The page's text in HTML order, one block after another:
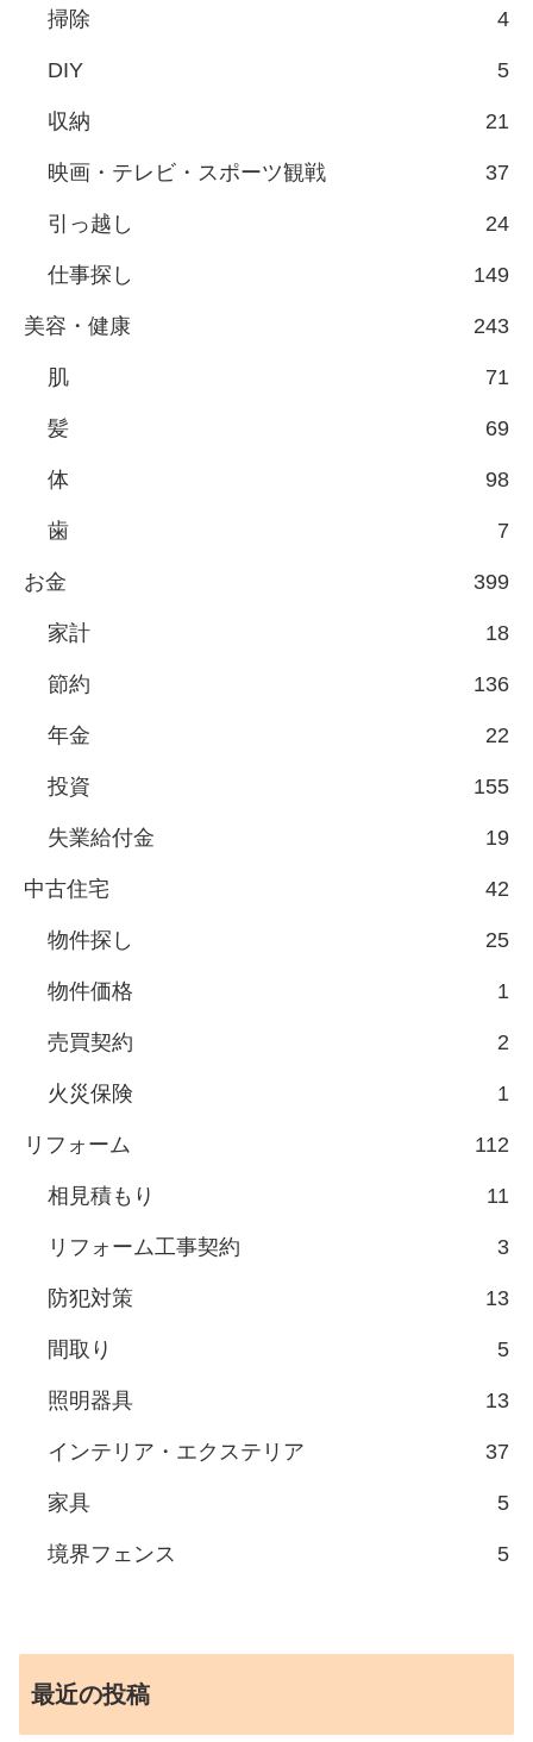
掃除 4
DIY 5
収納 21
映画・テレビ・スポーツ観戦 37
引っ越し 24
仕事探し 149
美容・健康 243
肌 71
髪 69
体 98
歯 7
お金 399
家計 18
節約 136
年金 22
投資 155
失業給付金 19
中古住宅 42
物件探し 25
物件価格 1
売買契約 2
火災保険 1
リフォーム 112
相見積もり 11
リフォーム工事契約 3
防犯対策 13
間取り 5
照明器具 13
インテリア・エクステリア 37
家具 5
境界フェンス 5
最近の投稿